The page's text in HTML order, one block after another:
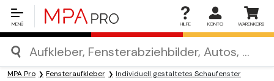
MENÜ HILFE KONTO WARENKORB
MPA Pro Fensteraufkleber Individuell gestaltetes Schaufenster